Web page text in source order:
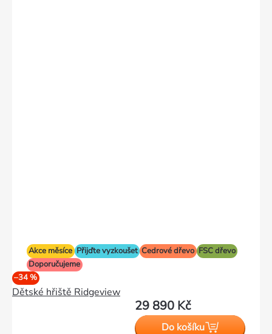
Akce měsíce Přijďte vyzkoušet Cedrové dřevo FSC dřevo
Doporučujeme
–34 %
Dětské hřiště Ridgeview
29 890 Kč
Do košíku